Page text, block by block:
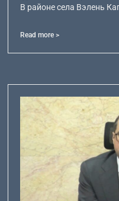
В районе села Вэлень
Read more >